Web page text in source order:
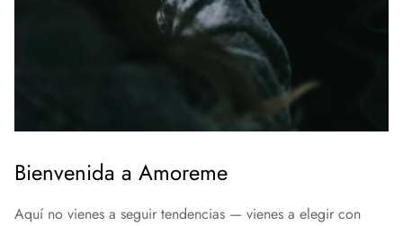
Bienvenida a Amoreme
Aquí no vienes a seguir tendencias — vienes a elegir con